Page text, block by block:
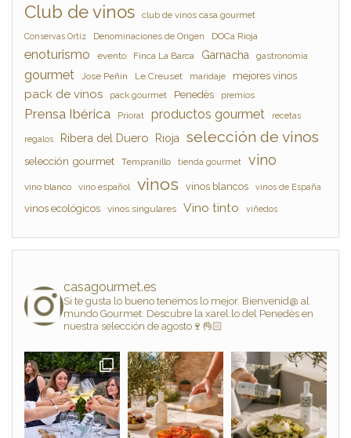
Club de vinos club de vinos casa gourmet
Conservas Ortiz Denominaciones de Origen DOCa Rioja
enoturismo evento Finca La Barca Garnacha gastronomía
gourmet Jose Peñín Le Creuset maridaje mejores vinos
pack de vinos pack gourmet Penedès premios
Prensa Ibérica Priorat productos gourmet recetas
regalos Ribera del Duero Rioja selección de vinos
selección gourmet Tempranillo tienda gourmet vino
vino blanco vino español vinos vinos blancos vinos de España
vinos ecológicos vinos singulares Vino tinto viñedos
casagourmet.es
Si te gusta lo bueno tenemos lo mejor. Bienvenid@ al
mundo Gourmet. Descubre la xarel.lo del Penedès en
nuestra selección de agosto🍷👌🏻